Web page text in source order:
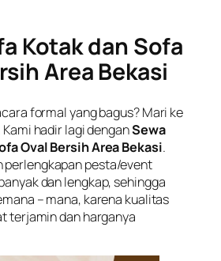
Kotak dan Sofa
Area Bekasi
formal yang bagus? Mari ke
hadir lagi denganSewa
Oval Bersih Area Bekasi.
perlengkapan pesta/event
dan lengkap, sehingga
– mana, karena kualitas
terjamin dan harganya